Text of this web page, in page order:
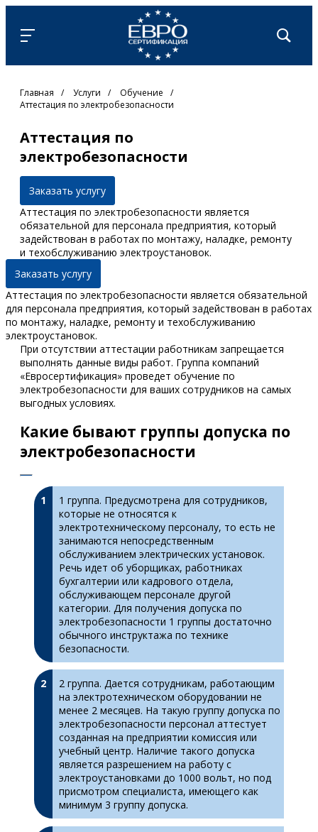
Главная / Услуги / Обучение
/
Аттестация по электробезопасности
Аттестация по
электробезопасности
Заказать услугу
Аттестация по электробезопасности является
обязательной для персонала предприятия, который
задействован в работах по монтажу, наладке, ремонту
и техобслуживанию электроустановок.
Заказать услугу
Аттестация по электробезопасности является обязательной
для персонала предприятия, который задействован в работах
по монтажу, наладке, ремонту и техобслуживанию
электроустановок.
При отсутствии аттестации работникам запрещается
выполнять данные виды работ. Группа компаний
«Евросертификация» проведет обучение по
электробезопасности для ваших сотрудников на самых
выгодных условиях.
Какие бывают группы допуска по
электробезопасности
1 группа. Предусмотрена для сотрудников,
которые не относятся к
электротехническому персоналу, то есть не
занимаются непосредственным
обслуживанием электрических установок.
Речь идет об уборщиках, работниках
бухгалтерии или кадрового отдела,
обслуживающем персонале другой
категории. Для получения допуска по
электробезопасности 1 группы достаточно
обычного инструктажа по технике
безопасности.
2 группа. Дается сотрудникам, работающим
на электротехническом оборудовании не
менее 2 месяцев. На такую группу допуска по
электробезопасности персонал аттестует
созданная на предприятии комиссия или
учебный центр. Наличие такого допуска
является разрешением на работу с
электроустановками до 1000 вольт, но под
присмотром специалиста, имеющего как
минимум 3 группу допуска.